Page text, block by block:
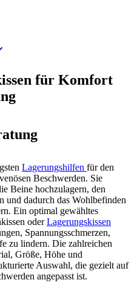
für Komfort
Lagerungshilfen für den
Beschwerden. Sie
Beine hochzulagern, den
und dadurch das Wohlbefinden
Ein optimal gewähltes
oderLagerungskissen
Spannungsschmerzen,
zu lindern. Die zahlreichen
Größe, Höhe und
Auswahl, die gezielt auf
angepasst ist.